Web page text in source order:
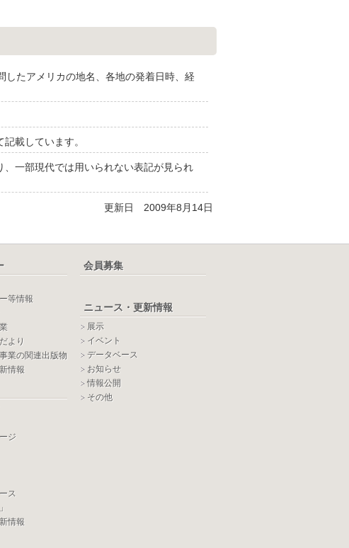
たアメリカの地名、各地の発着日時、経
載しています。
一部現代では用いられない表記が見られ
更新日 2009年8月14日
等情報
より
業の関連出版物
情報
ジ
ス
情報
会員募集
ニュース・更新情報
展示
イベント
データベース
お知らせ
情報公開
その他